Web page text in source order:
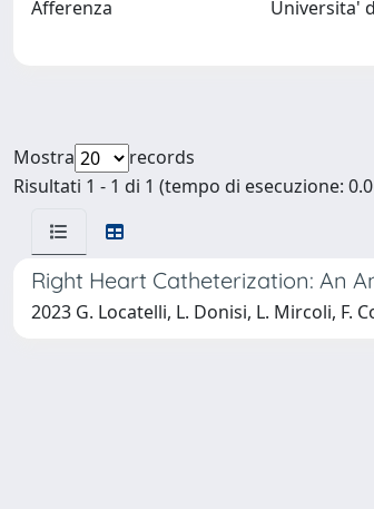
Afferenza Universita'
Mostra
records
Risultati 1 - 1 di 1 (tempo di esecuzione:
Right Heart Catheterization: An
2023 G. Locatelli, L. Donisi, L. Mircoli, F.